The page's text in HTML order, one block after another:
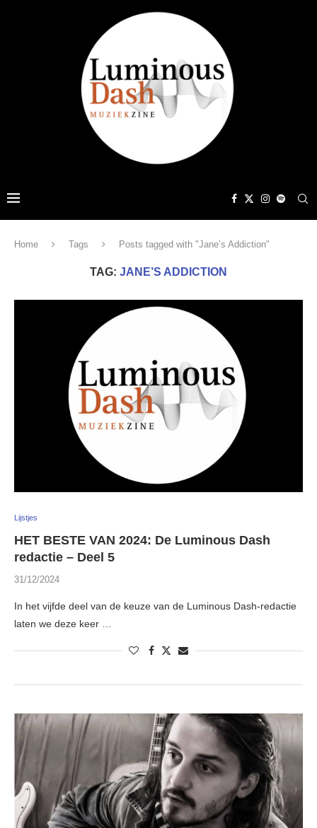
Home Tags Posts tagged with "Jane’s Addiction"
TAG: JANE’S ADDICTION
Lijstjes
HET BESTE VAN 2024: De Luminous Dash
redactie – Deel 5
31/12/2024
In het vijfde deel van de keuze van de Luminous Dash-redactie
laten we deze keer …